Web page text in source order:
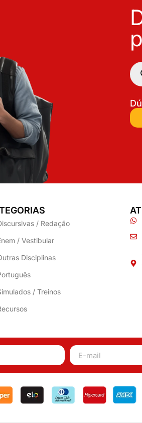
/ Redação
/ Vestibular
Disciplinas
/ Treinos